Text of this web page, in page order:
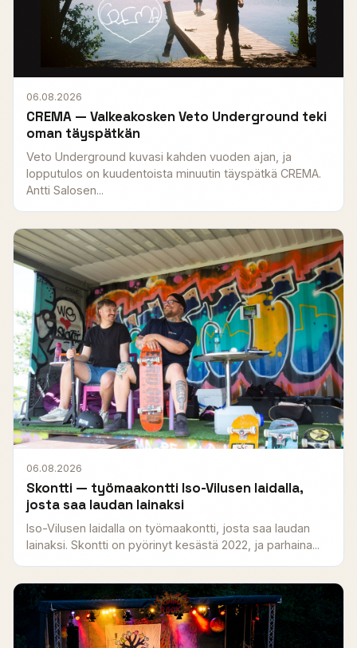
06.08.2026
CREMA — Valkeakosken Veto Underground teki
oman täyspätkän
Veto Underground kuvasi kahden vuoden ajan, ja
lopputulos on kuudentoista minuutin täyspätkä CREMA.
Antti Salosen...
06.08.2026
Skontti — työmaakontti Iso-Vilusen laidalla,
josta saa laudan lainaksi
Iso-Vilusen laidalla on työmaakontti, josta saa laudan
lainaksi. Skontti on pyörinyt kesästä 2022, ja parhaina...